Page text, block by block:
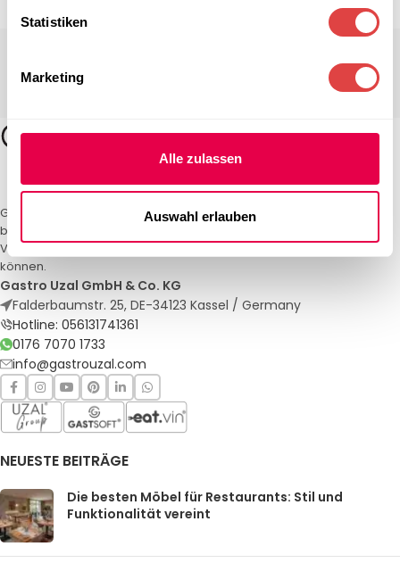
Statistiken
Marketing
Alle zulassen
Auswahl erlauben
Gastro Uzal – Ihr Spezialist für Gastronomiemöbel und -textilien. Wir
bieten maßgeschneiderte Lösungen für Restaurants, Hotels und
Veranstaltungen. Qualität und Service, auf die Sie sich verlassen
können.
Gastro Uzal GmbH & Co. KG
Falderbaumstr. 25, DE-34123 Kassel / Germany
Hotline: 056131741361
0176 7070 1733
info@gastrouzal.com
NEUESTE BEITRÄGE
Die besten Möbel für Restaurants: Stil und
Funktionalität vereint